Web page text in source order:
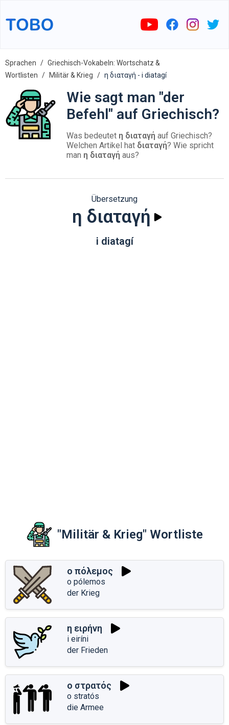
Sprachen
Griechisch-Vokabeln: Wortschatz &
Wortlisten
Militär & Krieg η διαταγή - i diatagí
Wie sagt man "der
Befehl" auf Griechisch?
Was bedeutet η διαταγή auf Griechisch?
Welchen Artikel hat διαταγή? Wie spricht
man η διαταγή aus?
Übersetzung
η διαταγή
i diatagí
"Militär & Krieg" Wortliste
ο πόλεμος
o pólemos
der Krieg
η ειρήνη
i eiríni
der Frieden
ο στρατός
o stratós
die Armee